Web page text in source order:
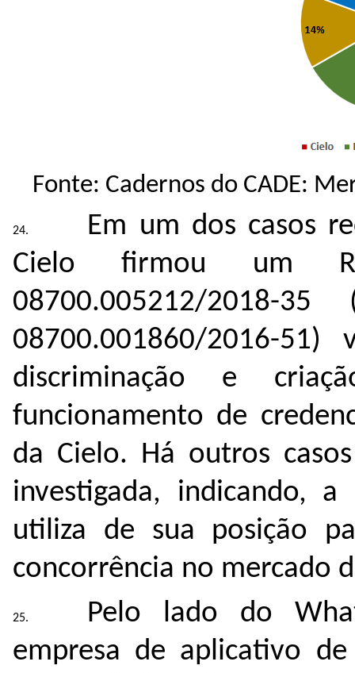
Fonte: Cadernos do CADE:
Em um dos casos
Cielofirmou um
08700.005212/2018-35
08700.001860/2016-
discriminação e
funcionamento de
da Cielo. Há outros
investigada, indicando,
utiliza de sua posição
concorrência no mercado
Pelo lado do
empresa de aplicativo